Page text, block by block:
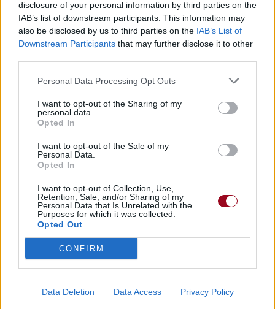
disclosure of your personal information by third parties on the
IAB’s list of downstream participants. This information may
also be disclosed by us to third parties on the IAB’s List of
Downstream Participants that may further disclose it to other
Personal Data Processing Opt Outs
I want to opt-out of the Sharing of my
personal data.
Opted In
I want to opt-out of the Sale of my
Personal Data.
Opted In
I want to opt-out of Collection, Use,
Retention, Sale, and/or Sharing of my
Personal Data that Is Unrelated with the
Purposes for which it was collected.
Opted Out
CONFIRM
Data Deletion Data Access Privacy Policy
⇑
Paroles Téléchargement
Vidéos
Commentaires
Pour prolonger le plaisir musical :
Vous aimez chanter, apprenez la guitare chez
Télécharger légalement les MP3 sur
Trouver des vinyles et des CD sur
meilleur prix sur
Commentaires
Paroles Téléchargement
Vidéos